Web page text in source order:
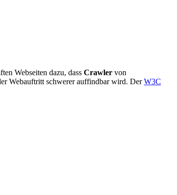
Webseiten dazu, dass Crawler von
Webauftritt schwerer auffindbar wird. DerW3C